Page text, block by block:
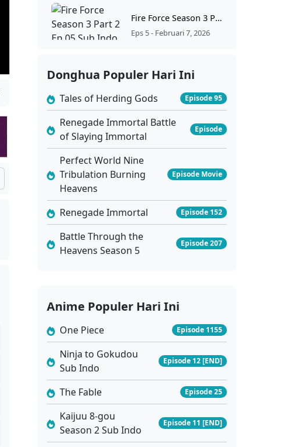
Fire Force Season 3 Part 2 Ep 05 Sub Indo
Eps 5 - Februari 7, 2026
Eps 3 - Januari 24, 2026
Fire Force Season 3 Part 2 Ep 02 Sub Indo
Eps 2 - Januari 17, 2026
Fire Force Season 3 Part 2 Ep 01 Sub Indo
Eps 1 - Januari 10, 2026
Donghua Populer Hari Ini
Tales of Herding Gods Episode 95
Renegade Immortal Battle
of Slaying Immortal
Episode
Perfect World Nine
Tribulation Burning
Heavens
Episode Movie
Renegade Immortal Episode 152
Battle Through the
Heavens Season 5
Episode 207
Anime Populer Hari Ini
One Piece Episode 1155
Ninja to Gokudou
Sub Indo
Episode 12 [END]
The Fable Episode 25
Kaijuu 8-gou
Season 2 Sub Indo
Episode 11 [END]